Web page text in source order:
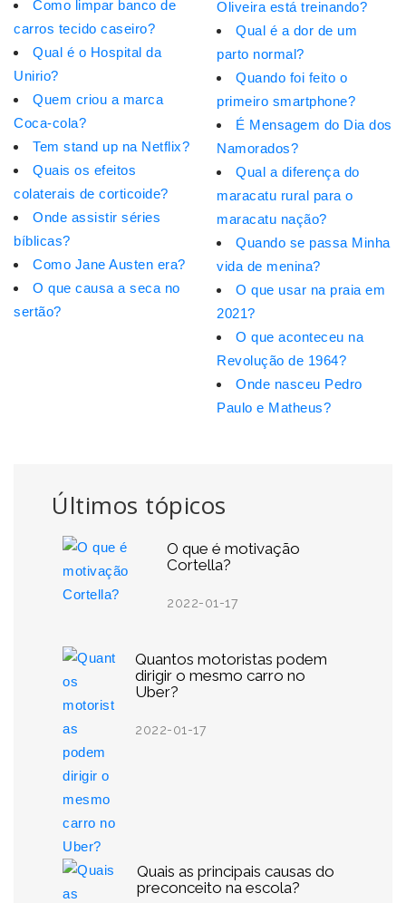
Últimos tópicos
O que é motivação
Cortella?
2022-01-17
Quantos motoristas podem
dirigir o mesmo carro no
Uber?
2022-01-17
Quais as principais causas do
preconceito na escola?
Como limpar banco de
carros tecido caseiro?
Qual é o Hospital da
Unirio?
Quem criou a marca
Coca-cola?
Tem stand up na Netflix?
Quais os efeitos
colaterais de corticoide?
Onde assistir séries
bíblicas?
Como Jane Austen era?
O que causa a seca no
sertão?
Oliveira está treinando?
Qual é a dor de um
parto normal?
Quando foi feito o
primeiro smartphone?
É Mensagem do Dia dos
Namorados?
Qual a diferença do
maracatu rural para o
maracatu nação?
Quando se passa Minha
vida de menina?
O que usar na praia em
2021?
O que aconteceu na
Revolução de 1964?
Onde nasceu Pedro
Paulo e Matheus?